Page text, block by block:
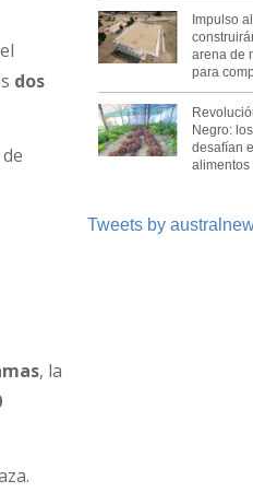
dos
, la
Impulso
arena de
para
Negro:
desafían
alimentos
Tweets by